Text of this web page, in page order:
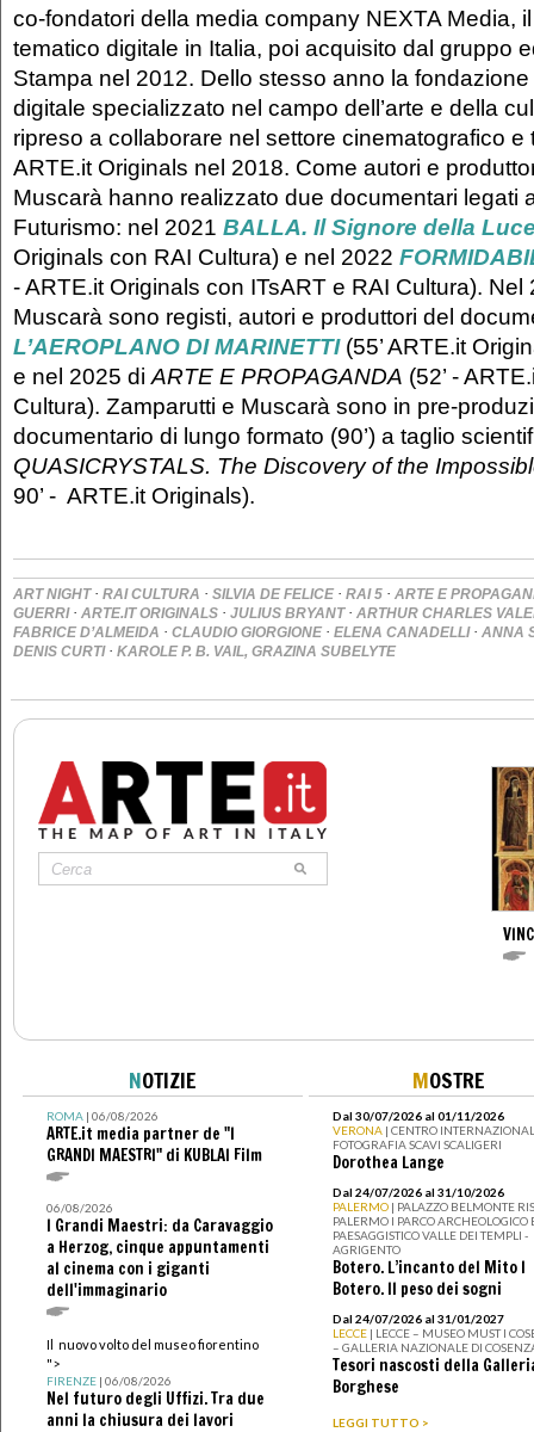
co-fondatori della media company NEXTA Media,
tematico digitale in Italia, poi acquisito dal gruppo
Stampa nel 2012. Dello stesso anno la
digitale specializzato nel campo dell’arte e della
ripreso a collaborare nel settore cinematografico
ARTE.it Originals nel 2018. Come autori e
Muscarà hanno realizzato due documentari legati
Futurismo: nel 2021 BALLA. Il Signore della
Originals con RAI Cultura) e nel 2022
- ARTE.it Originals con ITsART e RAI Cultura).
Muscarà sono registi, autori e produttori del
L’AEROPLANO DI MARINETTI(55’ ARTE.it
e nel 2025 di ARTE E PROPAGANDA (52’ -
Cultura). Zamparutti e Muscarà sono in pre-
documentario di lungo formato (90’) a taglio
QUASICRYSTALS. The Discovery of the
90’ - ARTE.it Originals).
ART NIGHT· RAI CULTURA · SILVIA DE FELICE · RAI 5 · ARTE E
GUERRI· ARTE.IT ORIGINALS · JULIUS BRYANT· ARTHUR CHARLES
FABRICE D’ALMEIDA · CLAUDIO GIORGIONE · ELENA CANADELLI· ANNA
DENIS CURTI· KAROLE P. B. VAIL, GRAZINA SUBELYTE
NOTIZIE
ROMA| 06/08/2026
ARTE.it media partner de "I
GRANDI MAESTRI" di KUBLAI Film
06/08/2026
I Grandi Maestri: da Caravaggio
a Herzog, cinque appuntamenti
al cinema con i giganti
dell'immaginario
Il nuovo volto del museo fiorentino
">
FIRENZE| 06/08/2026
Nel futuro degli Uffizi. Tra due
anni la chiusura dei lavori
MOSTRE
Dal 30/07/2026 al 01/11/2026
VERONA | CENTRO
FOTOGRAFIA SCAVI SCALIGERI
Dorothea Lange
Dal 24/07/2026 al 31/10/2026
PALERMO | PALAZZO BELMONTE
PALERMO I PARCO ARCHEOLOGICO
PAESAGGISTICO VALLE DEI TEMPLI -
AGRIGENTO
Botero. L’incanto del Mito I
Botero. Il peso dei sogni
Dal 24/07/2026 al 31/01/2027
LECCE | LECCE – MUSEO MUST I
– GALLERIA NAZIONALE DI
Tesori nascosti della
Borghese
LEGGI TUTTO >